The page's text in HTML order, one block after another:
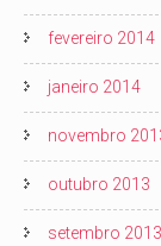
fevereiro 2014
janeiro 2014
novembro
outubro 2013
setembro 2013